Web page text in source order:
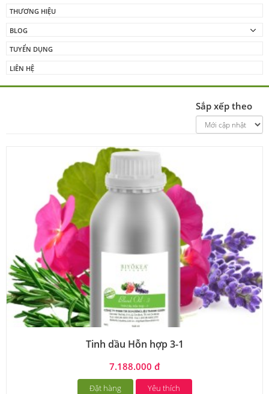
THƯƠNG HIỆU
BLOG
TUYỂN DỤNG
LIÊN HỆ
Sắp xếp theo
Tinh dầu Hỗn hợp 3-1
7.188.000 đ
Đặt hàng Yêu thích